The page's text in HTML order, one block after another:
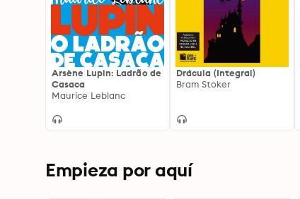
Arsène Lupin: Ladrão de
Casaca
Maurice Leblanc
Drácula (Integral)
Bram Stoker
Empieza por aquí